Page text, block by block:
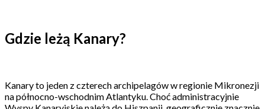
Gdzie leżą Kanary?
Kanary to jeden z czterech archipelagów w regionie Mikronezji
na północno-wschodnim Atlantyku. Choć administracyjnie